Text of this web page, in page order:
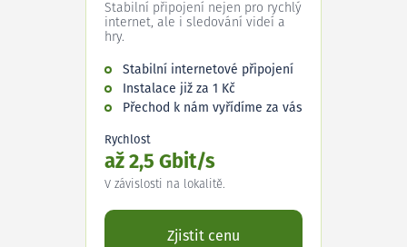
Stabilní připojení nejen pro rychlý
internet, ale i sledování videí a
hry.
Stabilní internetové připojení
Instalace již za 1 Kč
Přechod k nám vyřídíme za vás
Rychlost
až 2,5 Gbit/s
V závislosti na lokalitě.
Zjistit cenu